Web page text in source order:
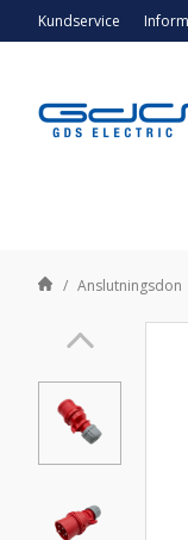
Kundservice
Anslutningsdon